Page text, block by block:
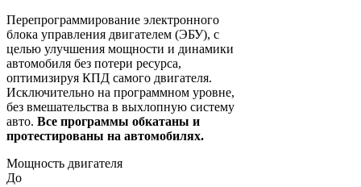
Перепрограммирование электронного
блока управления двигателем (ЭБУ), с
целью улучшения мощности и динамики
автомобиля без потери ресурса,
оптимизируя КПД самого двигателя.
Исключительно на программном уровне,
без вмешательства в выхлопную систему
авто. Все программы обкатаны и
протестированы на автомобилях.
Мощность двигателя
До